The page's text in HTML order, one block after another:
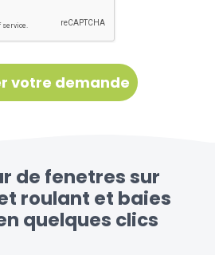
de fenetres sur
roulant et baies
quelques clics